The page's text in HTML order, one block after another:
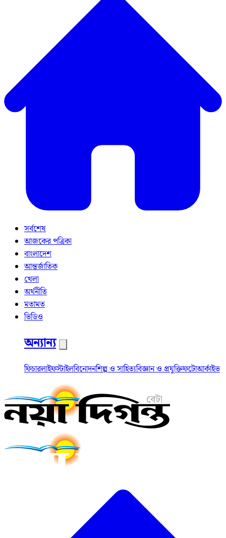
সর্বশেষ
আজকের পত্রিকা
বাংলাদেশ
আন্তর্জাতিক
খেলা
অর্থনীতি
মতামত
ভিডিও
অন্যান্য
ফিচারলাইফস্টাইলবিনোদনশিল্প ও সাহিত্যবিজ্ঞান ও প্রযুক্তিফটোআর্কাইভ